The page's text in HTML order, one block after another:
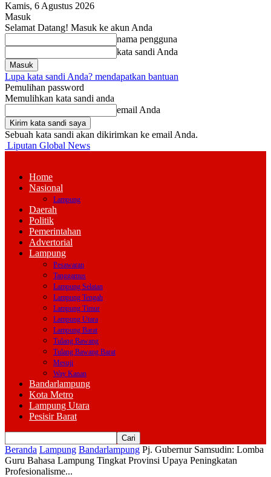
Kamis, 6 Agustus 2026
Masuk
Selamat Datang! Masuk ke akun Anda
nama pengguna
kata sandi Anda
Lupa kata sandi Anda? mendapatkan bantuan
Pemulihan password
Memulihkan kata sandi anda
email Anda
Sebuah kata sandi akan dikirimkan ke email Anda.
Liputan Global News
Home
Nasional
Lampung
Daerah
Politik
Pemerintahan
Advertorial
Lampung
Pesawaran
Tanggamus
Lampung Selatan
Lampung Tengah
Lampung Timur
Lampung Utara
Lampung Barat
Tulang Bawang
Tulang Bawang Barat
Mesuji
Way Kanan
Bandarlampung
Kota Metro
Lampung Utara
Pesisir Barat
Beranda Lampung Bandarlampung Pj. Gubernur Samsudin: Lomba
Guru Bahasa Lampung Tingkat Provinsi Upaya Peningkatan
Profesionalisme...